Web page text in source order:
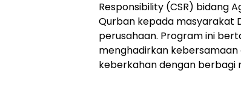
Responsibility (CSR) bidang
Qurban kepada masyarakat
perusahaan. Program ini
menghadirkan
keberkahan dengan